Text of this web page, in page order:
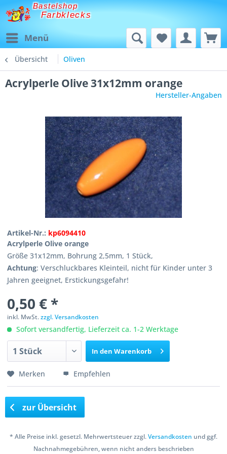
Bastelshop
Farbklecks
Menü
Übersicht Oliven
Acrylperle Olive 31x12mm orange
Hersteller-Angaben
Artikel-Nr.: kp6094410
Acrylperle Olive orange
Größe 31x12mm, Bohrung 2,5mm, 1 Stück,
Achtung: Verschluckbares Kleinteil, nicht für Kinder unter 3
Jahren geeignet, Erstickungsgefahr!
0,50 € *
inkl. MwSt.zzgl. Versandkosten
Sofort versandfertig, Lieferzeit ca. 1-2 Werktage
In den Warenkorb
Merken Empfehlen
zur Übersicht
* Alle Preise inkl. gesetzl. Mehrwertsteuer zzgl.Versandkosten und ggf.
Nachnahmegebühren, wenn nicht anders beschrieben